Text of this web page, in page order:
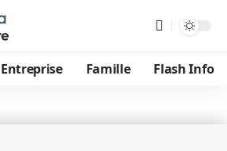
Entreprise Famille Flash Info